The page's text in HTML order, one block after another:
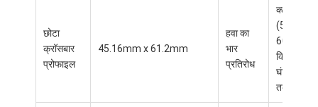
छोटा
क्रॉसबार
प्रोफाइल
45.16mm x 61.2mm
हवा का
भार
प्रतिरोध
क्लास 6
(50-
60
किमी/
घंटा
तक)